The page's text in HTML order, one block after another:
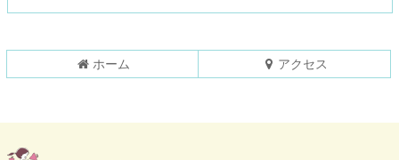
る
ホーム アクセス